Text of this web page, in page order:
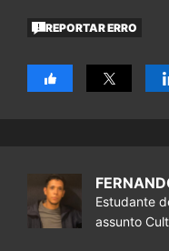
REPORTAR ERRO
Estudante
assunto